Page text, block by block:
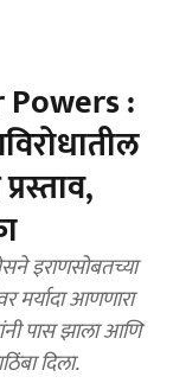
:
इराणसोबतच्या
मर्यादा आणणारा
पास झाला आणि
दिला.